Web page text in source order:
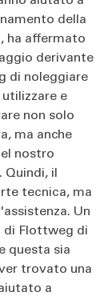
della
ha affermato
derivante
di noleggiare
e
non solo
ma anche
nostro
Quindi, il
tecnica, ma
Un
di Flottweg di
questa sia
trovato una
a